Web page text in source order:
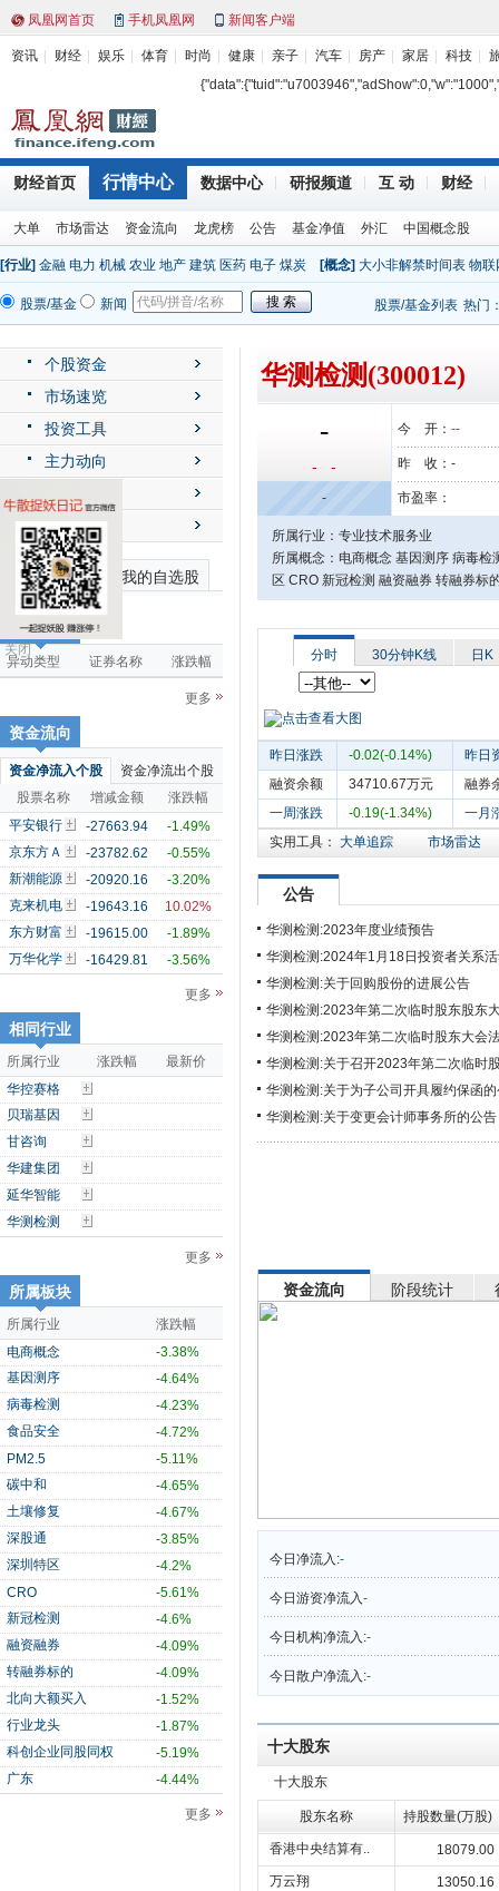
关闭
凤凰网首页 手机凤凰网 新闻客户端
资讯 财经 娱乐 体育 时尚 健康 亲子 汽车 房产 家居 科技
财经首页 行情中心 数据中心 研报频道 互 动 财经
大单 市场雷达 资金流向 龙虎榜 公告 基金净值 外汇 中国概念股
[行业] 金融 电力 机械 农业 地产 建筑 医药 电子 煤炭 [概念] 大小非解禁时间表 物联
股票/基金 新闻 股票/基金列表 热门
个股资金
市场速览
投资工具
主力动向
送配解禁
最近浏览个股 我的自选股
市场雷达
异动类型 证券名称 涨跌幅
更多
资金流向
资金净流入个股
资金净流出个股
股票名称
增减金额
涨跌幅
平安银行
-27663.94
-1.49%
京东方Ａ
-23782.62
-0.55%
新潮能源
-20920.16
-3.20%
克来机电
-19643.16
10.02%
东方财富
-19615.00
-1.89%
万华化学
-16429.81 -3.56%
更多
相同行业
所属行业 涨跌幅
最新价
华控赛格
贝瑞基因
甘咨询
华建集团
延华智能
华测检测
更多
所属板块
所属行业
涨跌幅
电商概念
-3.38%
基因测序
-4.64%
病毒检测
-4.23%
食品安全
-4.72%
PM2.5
-5.11%
碳中和
-4.65%
土壤修复
-4.67%
深股通
-3.85%
深圳特区
-4.2%
CRO
-5.61%
新冠检测
-4.6%
融资融券
-4.09%
转融券标的
-4.09%
北向大额买入
-1.52%
行业龙头
-1.87%
科创企业同股同权
-5.19%
广东
-4.44%
更多
华测检测(300012)
-
- -
-
今 开： --
昨 收： -
市盈率：
所属行业：专业技术服务业
所属概念：电商概念 基因测序 病毒
区 CRO 新冠检测 融资融券 转融券
分时 30分钟K线 日K
昨日涨跌 -0.02(-0.14%)
昨日
融资余额
34710.67万元
融券
一周涨跌
-0.19(-1.34%)
一月
实用工具： 大单追踪 市场雷达
公告
华测检测:2023年度业绩预告
华测检测:2024年1月18日投资者关系
华测检测:关于回购股份的进展公告
华测检测:2023年第二次临时股东股东
华测检测:2023年第二次临时股东大会
华测检测:关于召开2023年第二次临时
华测检测:关于为子公司开具履约保函
华测检测:关于变更会计师事务所的公告
资金流向 阶段统计
今日净流入:-
今日游资净流入-
今日机构净流入:-
今日散户净流入:-
十大股东
十大股东
股东名称 持股数量(万股)
香港中央结算有..
18079.00
万云翔
13050.16